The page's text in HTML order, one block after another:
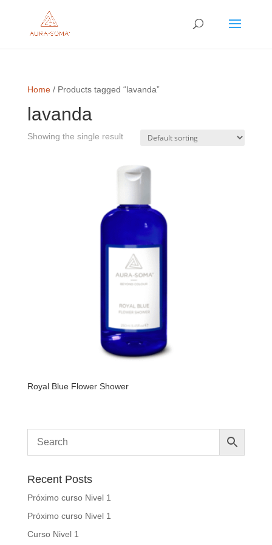
Home/ Products tagged “lavanda”
lavanda
Showing the single result
Royal Blue Flower Shower
Recent Posts
Próximo curso Nivel 1
Próximo curso Nivel 1
Curso Nivel 1